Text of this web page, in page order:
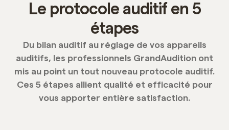
Le protocole auditif en 5
étapes
Du bilan auditif au réglage de vos appareils
auditifs, les professionnels GrandAudition ont
mis au point un tout nouveau protocole auditif.
Ces 5 étapes allient qualité et efficacité pour
vous apporter entière satisfaction.